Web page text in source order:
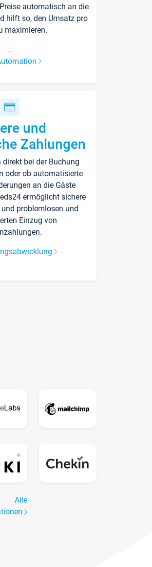
automatisch an die
hilft so, den Umsatz pro
maximieren.
.
und
Zahlungen
direkt bei der Buchung
oder ob automatisierte
an die Gäste
ermöglicht sichere
problemlosen und
Einzug von
Alle